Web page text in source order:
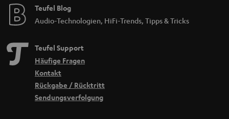
Teufel Blog
Audio-Technologien, HiFi-Trends, Tipps & Tricks
Teufel Support
Häufige Fragen
Kontakt
Rückgabe / Rücktritt
Sendungsverfolgung